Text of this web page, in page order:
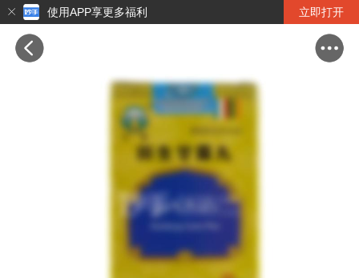
使用APP享更多福利 立即打开